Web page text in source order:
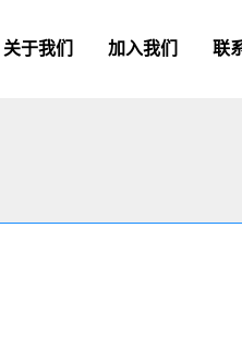
关于我们 加入我们 联